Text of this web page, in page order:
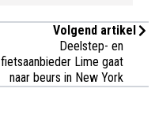
Volgend artikel
Deelstep- en
fietsaanbieder Lime gaat
naar beurs in New York